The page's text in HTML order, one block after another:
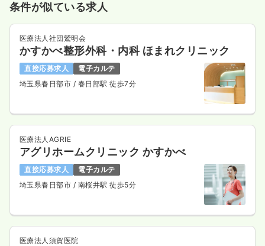
条件が似ている求人
医療法人社団鷲明会
かすかべ整形外科・内科 ほまれクリニック
直接応募求人
電子カルテ
埼玉県春日部市 / 春日部駅 徒歩7分
医療法人AGRIE
アグリホームクリニック かすかべ
直接応募求人
電子カルテ
埼玉県春日部市 / 南桜井駅 徒歩5分
医療法人須賀医院